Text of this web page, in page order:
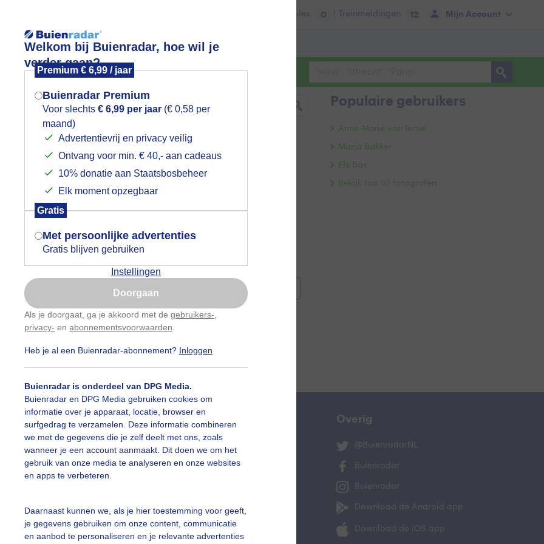
Welkom bij Buienradar, hoe wil je
verder gaan?
Premium € 6,99 / jaar
Buienradar Premium
Voor slechts € 6,99 per jaar (€ 0,58 per
maand)
Advertentievrij en privacy veilig
Ontvang voor min. € 40,- aan cadeaus
10% donatie aan Staatsbosbeheer
Elk moment opzegbaar
Gratis
Met persoonlijke advertenties
Gratis blijven gebruiken
Instellingen
Doorgaan
Als je doorgaat, ga je akkoord met de gebruikers-
privacy- en abonnementsvoorwaarden
Heb je al een Buienradar-abonnement? Inloggen
Buienradar is onderdeel van DPG Media.
Buienradar en DPG Media gebruiken cookies om
informatie over je apparaat, locatie, browser en
surfgedrag te verzamelen. Deze informatie combineren
we met de gegevens die je zelf deelt met ons, zoals
wanneer je een account aanmaakt. Dit doen we om het
gebruik van onze media te analyseren en onze websites
en apps te verbeteren.
Daarnaast kunnen we, als je hier toestemming voor geeft,
je gegevens gebruiken om onze content, communicatie
en aanbod te personaliseren en je relevante advertenties
Mijn Account
Files 0 | Treinmeldingen 12
Lees meer.
Foto en video Weerzine
Zoeken in foto & video:
slideshow
#camping #coderoze #donkerewolken
#maan #mensen #mist
#opklaringen
#regenwolken #schapen
#strand #strandbedjes #terras
Populaire gebruikers
Anne-Marie van Iersel
Marja Bakker
Els Bax
Bekijk top 10 fotografen
vragen
Mijn weer
De Bilt
Overig
@BuienradarNL
Buienradar
Buienradar
Download de Android app
Download de iOS app
Mogen we je locatie gebruiken voor
het weer?
Indien je hier nog geen akkoord op hebt
gegeven, verschijnt er zo een pop-up uit
je browser waarin deze toestemming
gevraagd wordt.
Is goed, toon de popup
Nu niet, misschien later
Gebruik je Safari en wil je niet elke dag deze pop-up
Klikhierom dit aan te passen